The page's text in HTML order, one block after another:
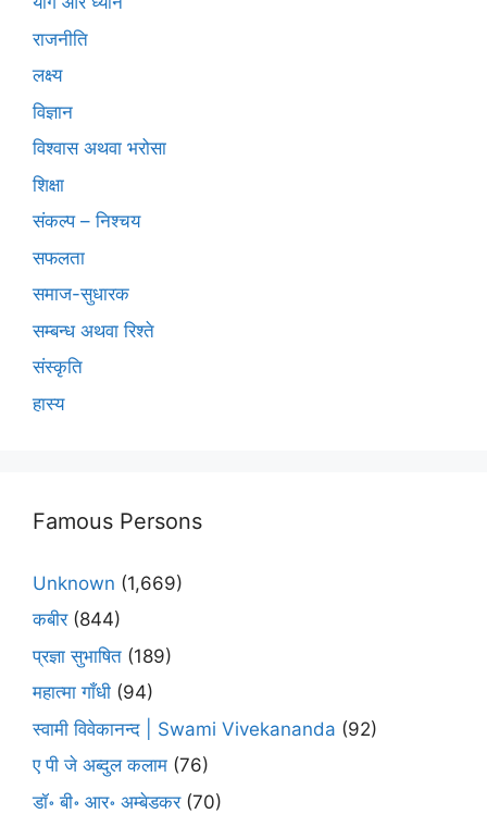
राजनीति
लक्ष्य
विज्ञान
विश्वास अथवा भरोसा
शिक्षा
संकल्प – निश्चय
सफलता
समाज-सुधारक
सम्बन्ध अथवा रिश्ते
संस्कृति
हास्य
Famous Persons
Unknown (1,669)
कबीर(844)
प्रज्ञा सुभाषित (189)
महात्मा गाँधी (94)
स्वामी विवेकानन्द | Swami Vivekananda (92)
ए पी जे अब्दुल कलाम (76)
डॉ॰ बी॰ आर॰ अम्बेडकर(70)